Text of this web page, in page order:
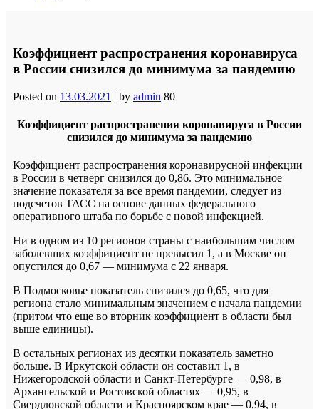
Коэффициент распространения коронавируса
в России снизился до минимума за пандемию
Posted on 13.03.2021 | by admin 80
Коэффициент распространения коронавируса в России
снизился до минимума за пандемию
Коэффициент распространения коронавирусной инфекции
в России в четверг снизился до 0,86. Это минимальное
значение показателя за все время пандемии, следует из
подсчетов ТАСС на основе данных федерального
оперативного штаба по борьбе с новой инфекцией.
Ни в одном из 10 регионов страны с наибольшим числом
заболевших коэффициент не превысил 1, а в Москве он
опустился до 0,67 — минимума с 22 января.
В Подмосковье показатель снизился до 0,65, что для
региона стало минимальным значением с начала пандемии
(притом что еще во вторник коэффициент в области был
выше единицы).
В остальных регионах из десятки показатель заметно
больше. В Иркутской области он составил 1, в
Нижегородской области и Санкт-Петербурге — 0,98, в
Архангельской и Ростовской областях — 0,95, в
Свердловской области и Красноярском крае — 0,94, в